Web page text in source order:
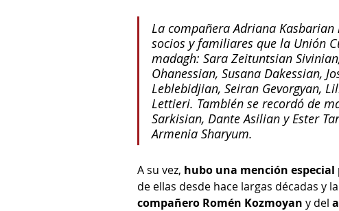
La compañera Adriana
socios y familiares que la Unión
madagh: Sara Zeituntsian
Ohanessian, Susana Dakessian,
Leblebidjian, Seiran Gevorgyan,
Lettieri. También se recordó de
Sarkisian, Dante Asilian y Ester
Armenia Sharyum.
A su vez, hubo una mención especial
de ellas desde hace largas décadas y
compañero Romén Kozmoyan y del